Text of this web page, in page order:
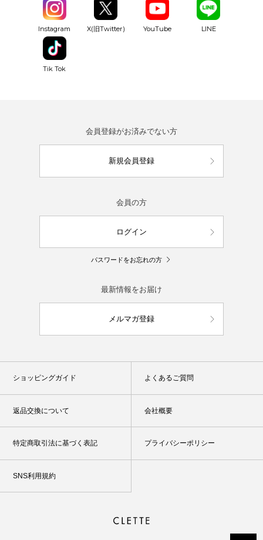
Instagram X(旧Twitter) YouTube LINE
Tik Tok
会員登録がお済みでない方
新規会員登録
会員の方
ログイン
パスワードをお忘れの方
最新情報をお届け
メルマガ登録
ショッピングガイド よくあるご質問
返品交換について 会社概要
特定商取引法に基づく表記 プライバシーポリシー
SNS利用規約